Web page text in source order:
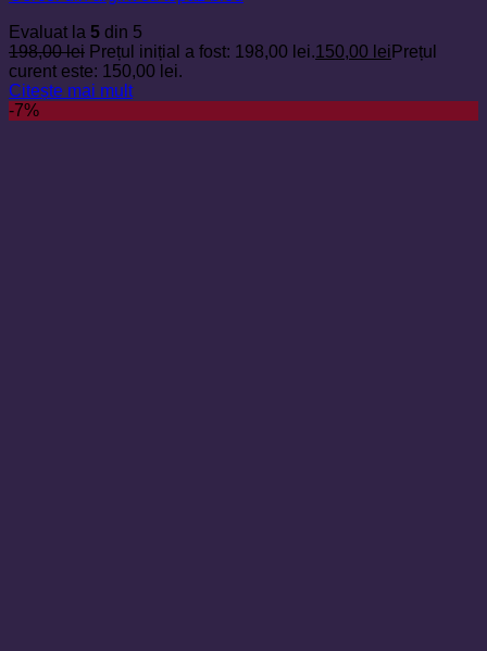
Evaluat la 5 din 5
198,00lei Prețul inițial a fost: 198,00 lei.150,00 lei Prețul
curent este: 150,00 lei.
Citește mai mult
-7%